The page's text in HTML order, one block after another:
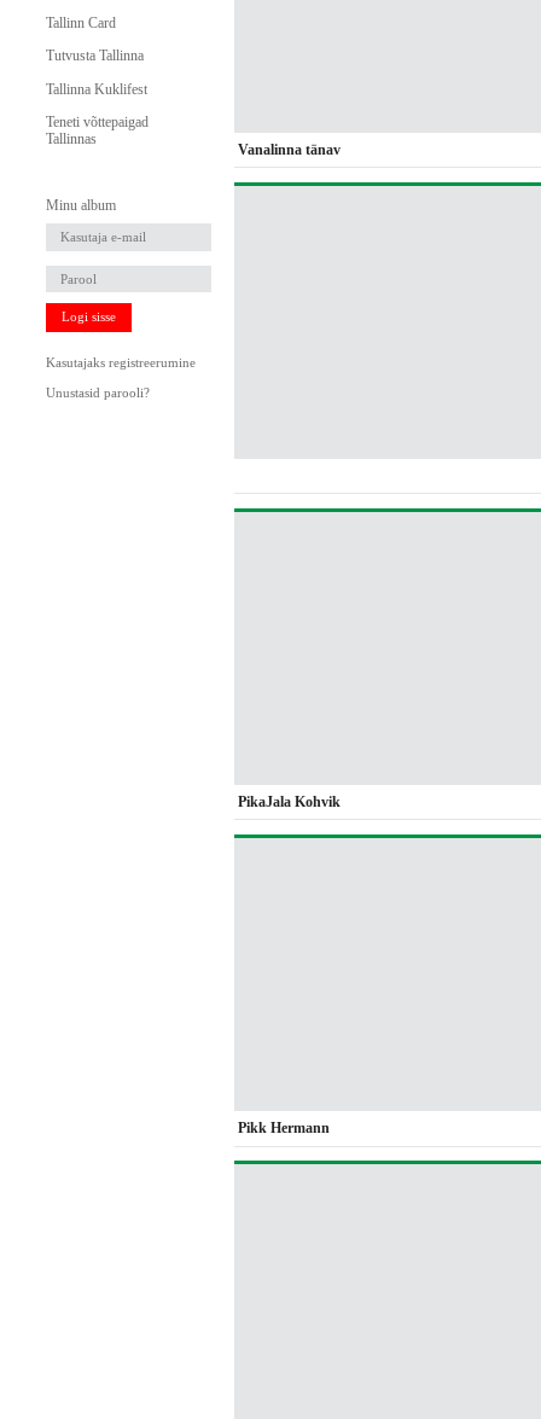
Tallinn Card
Tutvusta Tallinna
Tallinna Kuklifest
Teneti võttepaigad
Tallinnas
Minu album
Logi sisse
Kasutajaks registreerumine
Unustasid parooli?
Vanalinna tänav
PikaJala Kohvik
Pikk Hermann